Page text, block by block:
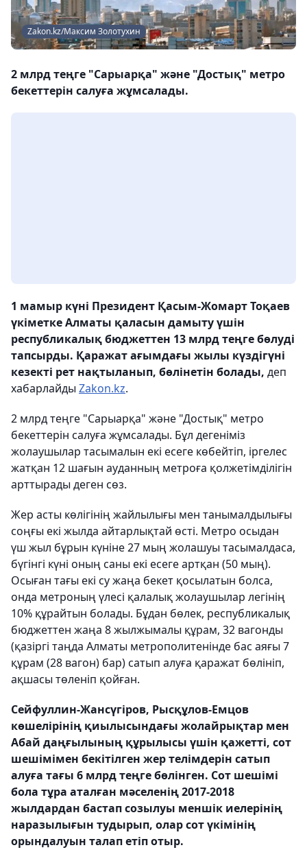
Zakon.kz/Максим Золотухин
2 млрд теңге "Сарыарқа" және "Достық" метро
бекеттерін салуға жұмсалады.
1 мамыр күні Президент Қасым-Жомарт Тоқаев
үкіметке Алматы қаласын дамыту үшін
республикалық бюджеттен 13 млрд теңге бөлуді
тапсырды. Қаражат ағымдағы жылы күздігүні
кезекті рет нақтыланып, бөлінетін болады, деп
хабарлайды Zakon.kz.
2 млрд теңге "Сарыарқа" және "Достық" метро
бекеттерін салуға жұмсалады. Бұл дегеніміз
жолаушылар тасымалын екі есеге көбейтіп, іргелес
жатқан 12 шағын ауданның метроға қолжетімділігін
арттырады деген сөз.
Жер асты көлігінің жайлылығы мен танымалдылығы
соңғы екі жылда айтарлықтай өсті. Метро осыдан
үш жыл бұрын күніне 27 мың жолашуы тасымалдаса,
бүгінгі күні оның саны екі есеге артқан (50 мың).
Осыған тағы екі су жаңа бекет қосылатын болса,
онда метроның үлесі қалалық жолаушылар легінің
10% құрайтын болады. Бұдан бөлек, республикалық
бюджеттен жаңа 8 жылжымалы құрам, 32 вагонды
(қазіргі таңда Алматы метрополитенінде бас аяғы 7
құрам (28 вагон) бар) сатып алуға қаражат бөлініп,
ақшасы төленіп қойған.
Сейфуллин-Жансүгіров, Рысқұлов-Емцов
көшелірінің қиылысындағы жолайрықтар мен
Абай даңғылының құрылысы үшін қажетті, сот
шешімімен бекітілген жер телімдерін сатып
алуға тағы 6 млрд теңге бөлінген. Сот шешімі
бола тұра аталған мәселенің 2017-2018
жылдардан бастап созылуы меншік иелерінің
наразылығын тудырып, олар сот үкімінің
орындалуын талап етіп отыр.